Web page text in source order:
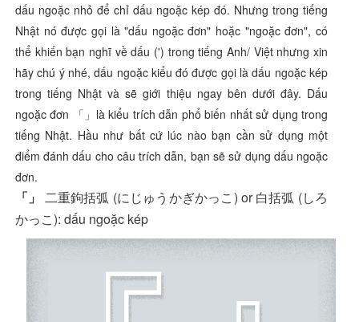
dấu ngoặc nhỏ để chỉ dấu ngoặc kép đó. Nhưng trong tiếng
Nhật nó được gọi là "dấu ngoặc đơn" hoặc "ngoặc đơn", có
thể khiến bạn nghĩ về dấu (') trong tiếng Anh/ Việt nhưng xin
hãy chú ý nhé, dấu ngoặc kiểu đó được gọi là dấu ngoặc kép
trong tiếng Nhật và sẽ giới thiệu ngay bên dưới đây. Dấu
ngoặc đơn
「」là kiểu trích dẫn phổ biến nhất sử dụng trong
tiếng Nhật. Hầu như bất cứ lúc nào bạn cần sử dụng một
điểm đánh dấu cho câu trích dẫn, bạn sẽ sử dụng dấu ngoặc
đơn.
「」 二重鉤括弧 (にじゅうかぎかっこ) or白括弧 (しろ
かっこ): dấu ngoặc kép